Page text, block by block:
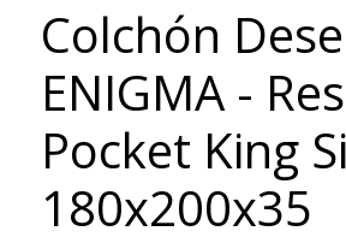
Colchón
ENIGMA -
Pocket King
180x200x35